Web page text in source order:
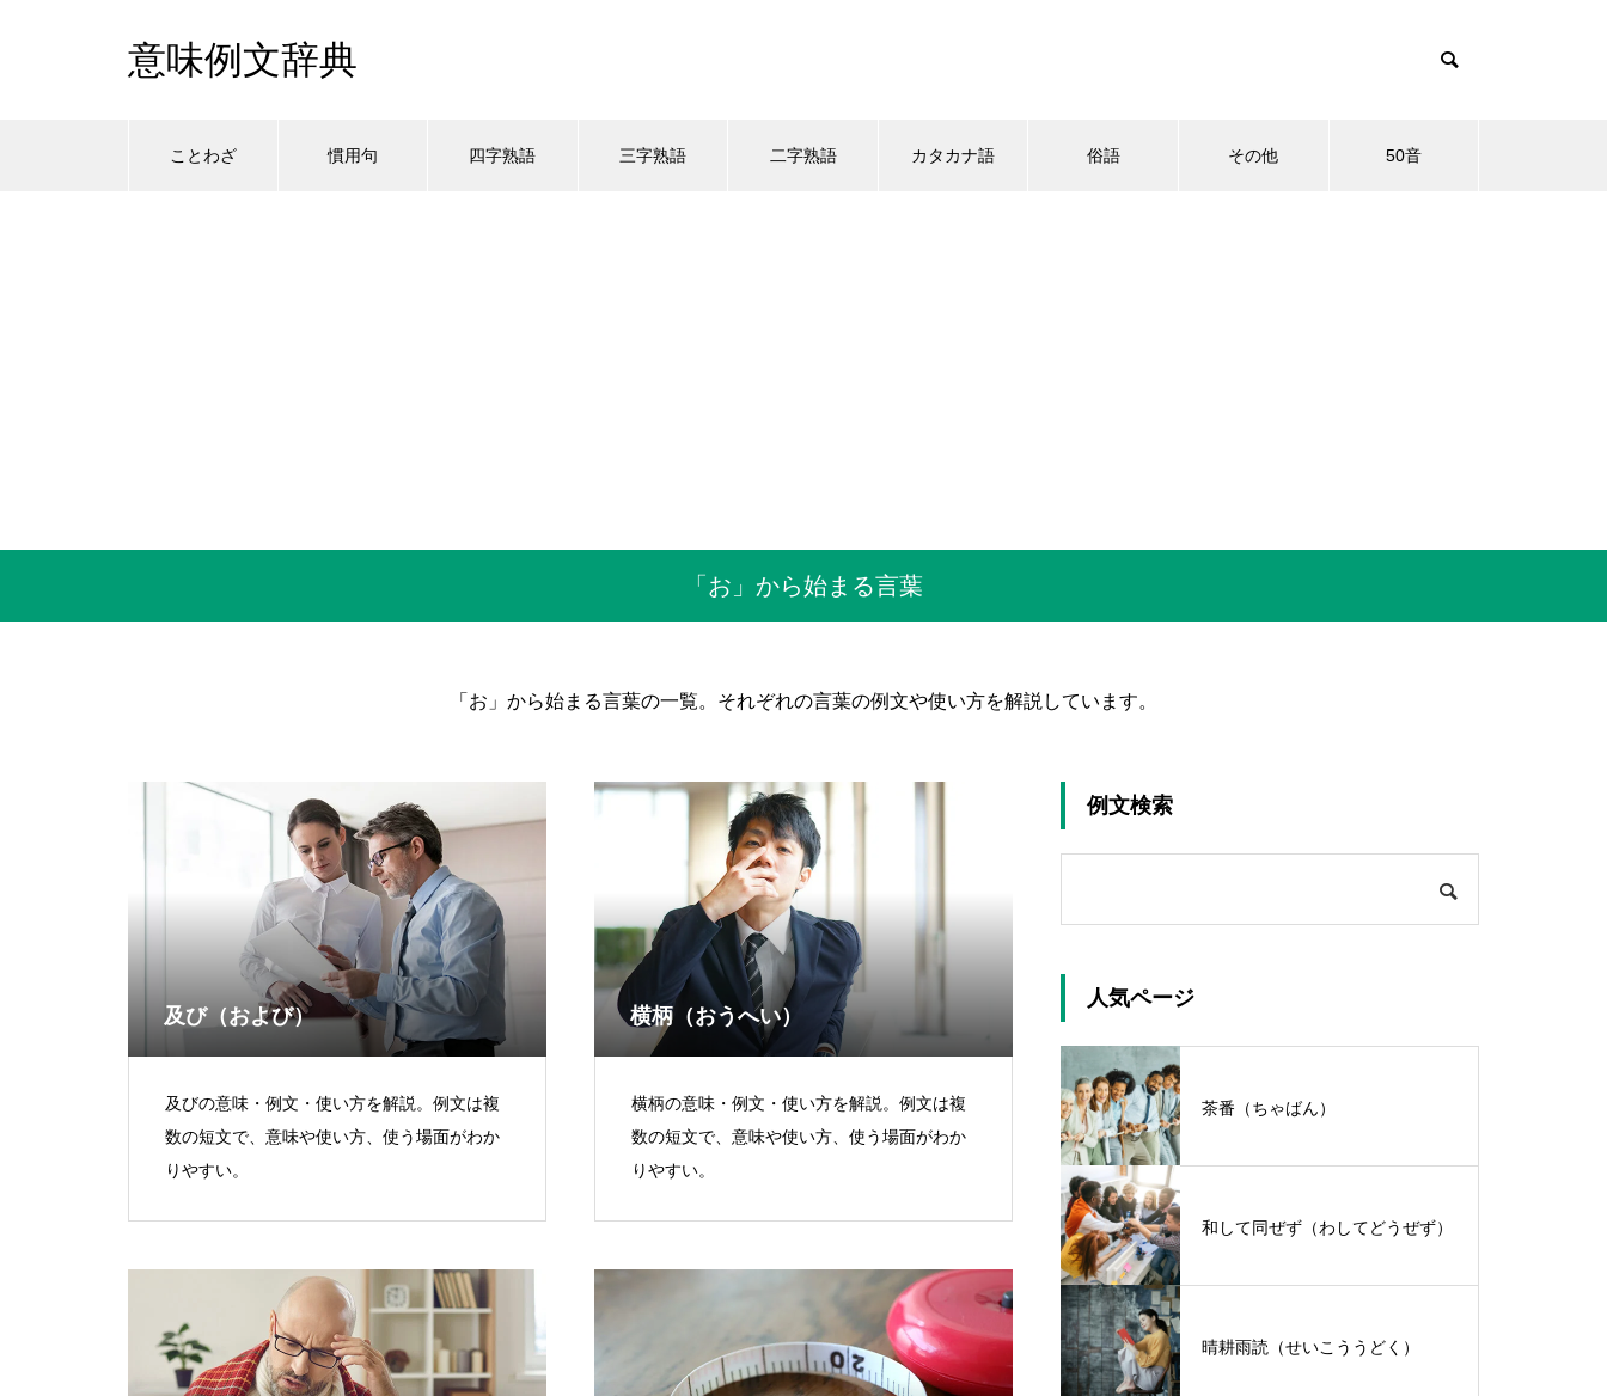
意味例文辞典
ことわざ 慣用句 四字熟語 三字熟語 二字熟語 カタカナ語 俗語 その他 50音
「お」から始まる言葉
「お」から始まる言葉の一覧。それぞれの言葉の例文や使い方を解説しています。
及び（および）
及びの意味・例文・使い方を解説。例文は複
数の短文で、意味や使い方、使う場面がわか
りやすい。
横柄（おうへい）
横柄の意味・例文・使い方を解説。例文は複
数の短文で、意味や使い方、使う場面がわか
りやすい。
例文検索
人気ページ
茶番（ちゃばん）
和して同ぜず（わしてどうぜず）
晴耕雨読（せいこううどく）